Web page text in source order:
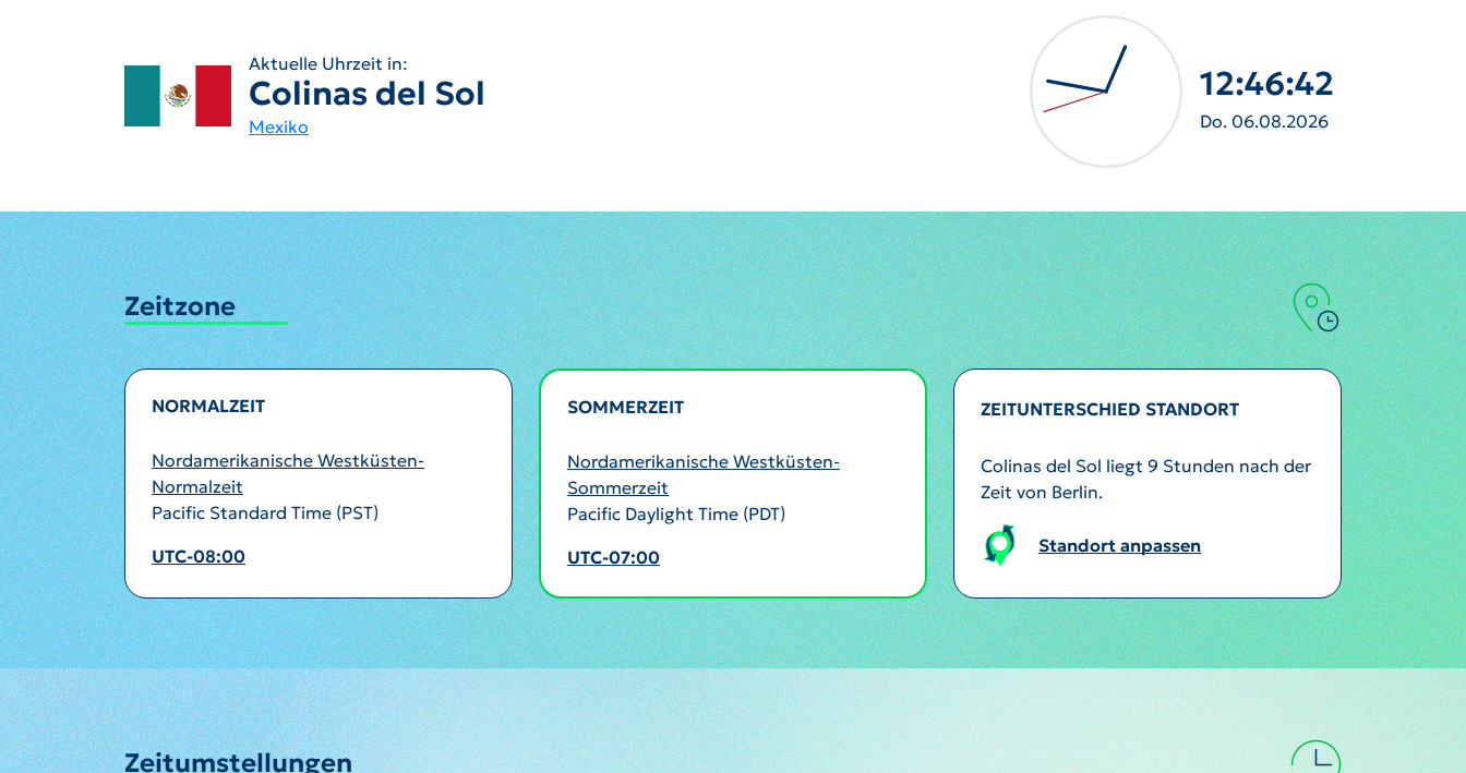
Aktuelle Uhrzeit in:
Colinas del Sol
Mexiko
12:46:45
Do. 06.08.2026
Zeitzone
NORMALZEIT
Nordamerikanische Westküsten-
Normalzeit
Pacific Standard Time (PST)
UTC-08:00
SOMMERZEIT
Nordamerikanische Westküsten-
Sommerzeit
Pacific Daylight Time (PDT)
UTC-07:00
ZEITUNTERSCHIED STANDORT
Colinas del Sol liegt 9 Stunden nach der
Zeit von Berlin.
Standort anpassen
Zeitumstellungen